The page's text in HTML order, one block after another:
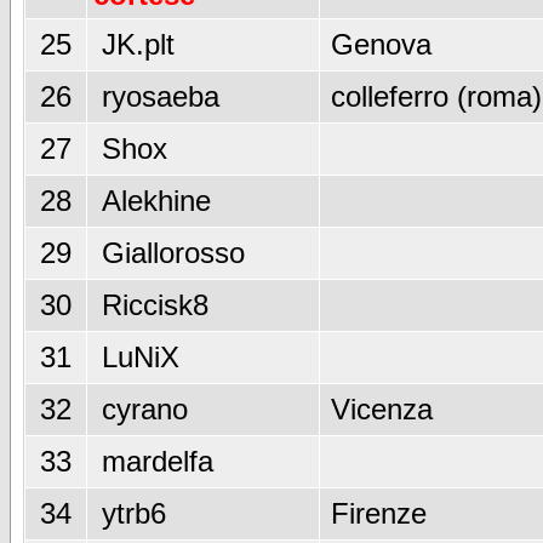
25
JK.plt
Genova
26
ryosaeba
colleferro (roma)
27
Shox
28
Alekhine
29
Giallorosso
30
Riccisk8
31
LuNiX
32
cyrano
Vicenza
33
mardelfa
34
ytrb6 Firenze